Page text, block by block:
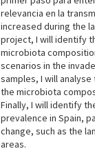
relevancia en la
increased during the
project, I will identify
microbiota
scenarios in the
samples, I will
the microbiota
Finally, I will identify
prevalence in Spain,
change, such as the
areas.